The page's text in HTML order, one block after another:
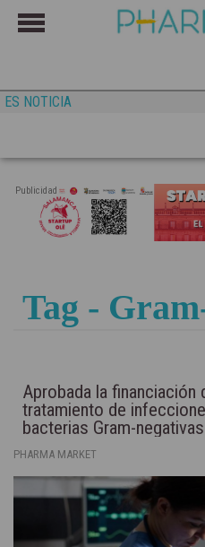
ES NOTICIA
Publicidad
Tag -
Aprobada la
tratamiento de
bacterias Gram-negativas
PHARMA MARKET